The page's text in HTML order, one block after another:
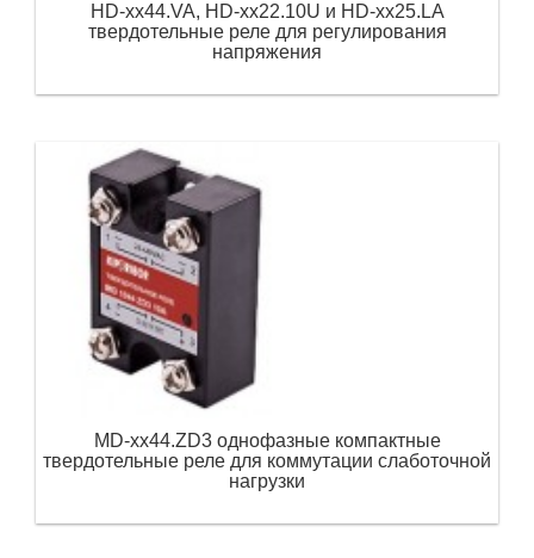
HD-xx44.VA, HD-xx22.10U и HD-xx25.LA
твердотельные реле для регулирования
напряжения
MD-xx44.ZD3 однофазные компактные
твердотельные реле для коммутации слаботочной
нагрузки